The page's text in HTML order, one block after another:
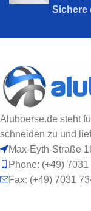
Sparpakete Sichere
Aluboerse.de steht
schneiden zu und
Max-Eyth-Straße
Phone: (+49)
Fax: (+49) 7031